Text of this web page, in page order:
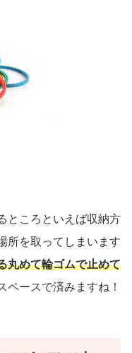
ところといえば収納方
所を取ってしまいます
丸めて輪ゴムで止めて
ペースで済みますね！